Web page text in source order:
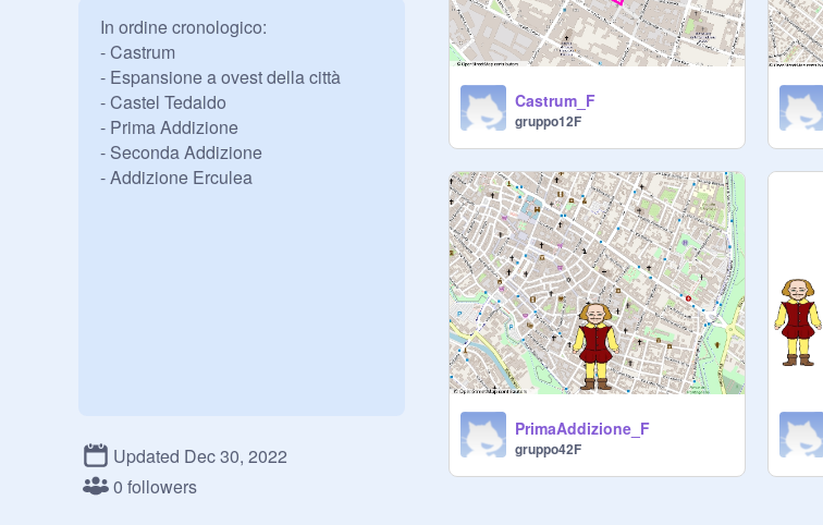
In ordine cronologico:
- Castrum
- Espansione a ovest della città
- Castel Tedaldo
- Prima Addizione
- Seconda Addizione
Updated Dec 30, 2022
0 followers
Castrum_F
gruppo12F
PrimaAddizione_F
gruppo42F